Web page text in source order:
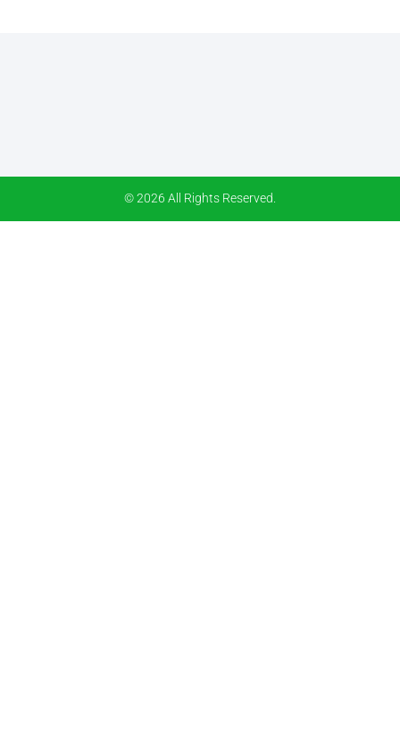
© 2026 All Rights Reserved.